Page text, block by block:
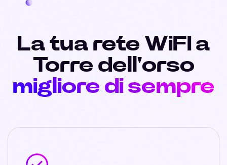
La tua rete WiFI a
Torre dell'orso
migliore di sempre